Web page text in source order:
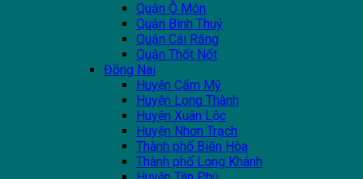
Quận Ô Môn
Quận Bình Thuỷ
Quận Cái Răng
Quận Thốt Nốt
Đồng Nai
Huyện Cẩm Mỹ
Huyện Long Thành
Huyện Xuân Lộc
Huyện Nhơn Trạch
Thành phố Biên Hòa
Thành phố Long Khánh